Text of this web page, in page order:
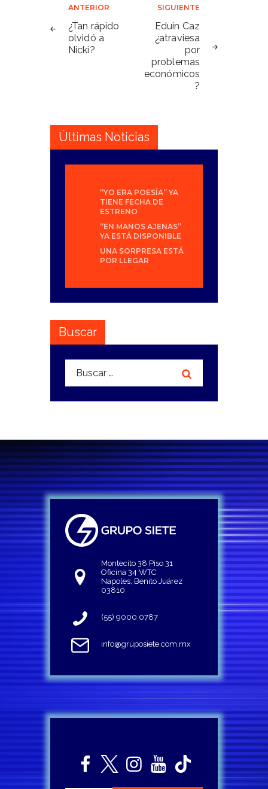
Navegación
de
entradas
ANTERIOR
¿Tan rápido
olvidó a
Nicki?
SIGUIENTE
Eduin Caz
¿atraviesa
por
problemas
económicos
?
Últimas Noticias
“YO ERA POESÍA” YA
TIENE FECHA DE
ESTRENO
“EN MANOS AJENAS”
YA ESTÁ DISPONIBLE
UNA SORPRESA ESTÁ
POR LLEGAR
Buscar
Buscar:
Montecito 38 Piso 31
Oficina 34 WTC
Napoles, Benito Juárez
03810
(55) 9000 0787
info@gruposiete.com.mx